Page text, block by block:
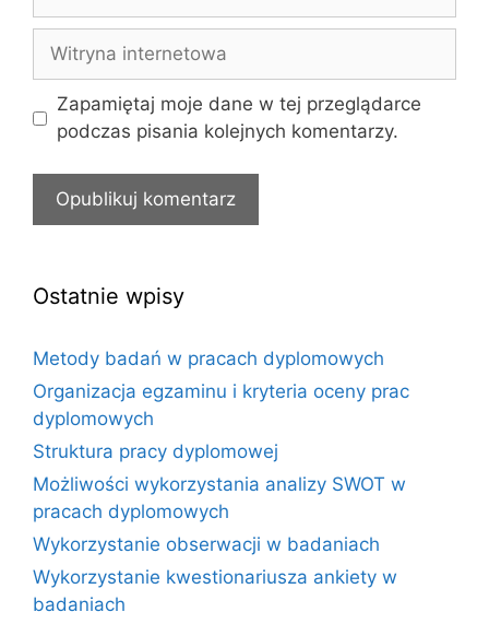
Witryna
internetowa
Zapamiętaj moje dane w tej przeglądarce
podczas pisania kolejnych komentarzy.
Ostatnie wpisy
Metody badań w pracach dyplomowych
Organizacja egzaminu i kryteria oceny prac
dyplomowych
Struktura pracy dyplomowej
Możliwości wykorzystania analizy SWOT w
pracach dyplomowych
Wykorzystanie obserwacji w badaniach
Wykorzystanie kwestionariusza ankiety w
badaniach